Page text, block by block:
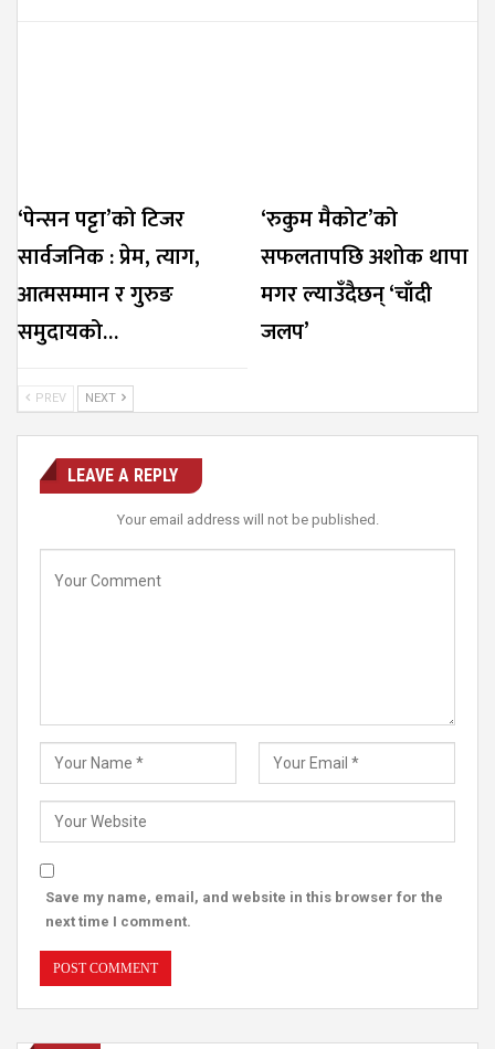
‘पेन्सन पट्टा’को टिजर
सार्वजनिक : प्रेम, त्याग,
आत्मसम्मान र गुरुङ
समुदायको…
‘रुकुम मैकोट’को
सफलतापछि अशोक थापा
मगर ल्याउँदैछन् ‘चाँदी
जलप’
PREV NEXT
LEAVE A REPLY
Your email address will not be published.
Save my name, email, and website in this browser for the
next time I comment.